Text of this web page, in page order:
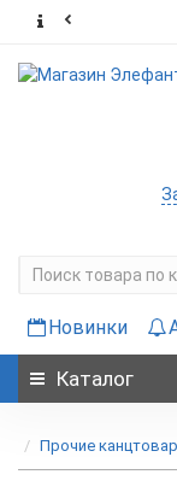
Новинки
Каталог
Прочие